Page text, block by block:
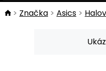
Značka Asics